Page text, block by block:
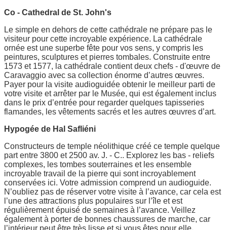
Co - Cathedral de St. John's
Le simple en dehors de cette cathédrale ne prépare pas le
visiteur pour cette incroyable expérience. La cathédrale
ornée est une superbe fête pour vos sens, y compris les
peintures, sculptures et pierres tombales. Construite entre
1573 et 1577, la cathédrale contient deux chefs - d'œuvre de
Caravaggio avec sa collection énorme d’autres œuvres.
Payer pour la visite audioguidée obtenir le meilleur parti de
votre visite et arrêter par le Musée, qui est également inclus
dans le prix d’entrée pour regarder quelques tapisseries
flamandes, les vêtements sacrés et les autres œuvres d’art.
Hypogée de Hal Safliéni
Constructeurs de temple néolithique créé ce temple quelque
part entre 3800 et 2500 av. J. - C.. Explorez les bas - reliefs
complexes, les tombes souterraines et les ensemble
incroyable travail de la pierre qui sont incroyablement
conservées ici. Votre admission comprend un audioguide.
N’oubliez pas de réserver votre visite à l’avance, car cela est
l’une des attractions plus populaires sur l’île et est
régulièrement épuisé de semaines à l’avance. Veillez
également à porter de bonnes chaussures de marche, car
l’intérieur peut être très lisse et si vous êtes pour elle,